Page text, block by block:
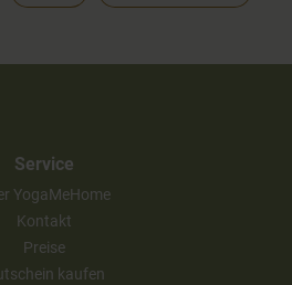
Service
YogaMeHome
Kontakt
Preise
kaufen